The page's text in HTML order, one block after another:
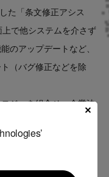
た「条文修正アシス
で他システムを介さず
のアップデートなど、
（バグ修正などを除
ジーを組合せ、企業法